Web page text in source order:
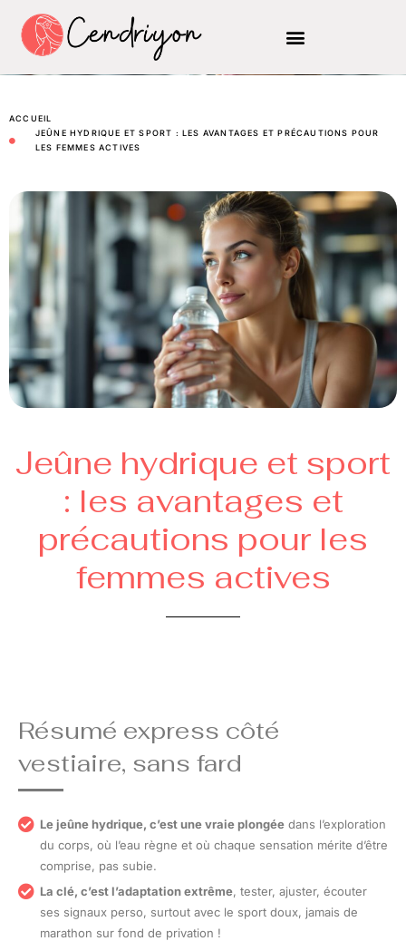
ACCUEIL
JEÛNE HYDRIQUE ET SPORT : LES AVANTAGES ET PRÉCAUTIONS POUR
LES FEMMES ACTIVES
Jeûne hydrique et sport
: les avantages et
précautions pour les
femmes actives
Résumé express côté
vestiaire, sans fard
Le jeûne hydrique, c’est une vraie plongée dans l’exploration
du corps, où l’eau règne et où chaque sensation mérite d’être
comprise, pas subie.
La clé, c’est l’adaptation extrême, tester, ajuster, écouter
ses signaux perso, surtout avec le sport doux, jamais de
marathon sur fond de privation !